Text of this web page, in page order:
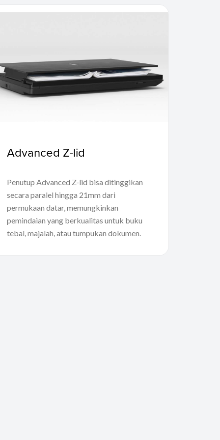
Advanced Z-lid
Penutup Advanced Z-lid bisa ditinggikan
secara paralel hingga 21mm dari
permukaan datar, memungkinkan
pemindaian yang berkualitas untuk buku
tebal, majalah, atau tumpukan dokumen.